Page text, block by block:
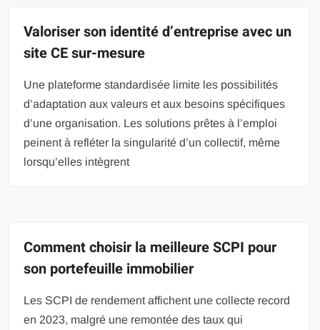
Valoriser son identité d’entreprise avec un
site CE sur-mesure
Une plateforme standardisée limite les possibilités
d’adaptation aux valeurs et aux besoins spécifiques
d’une organisation. Les solutions prêtes à l’emploi
peinent à refléter la singularité d’un collectif, même
lorsqu’elles intègrent
Comment choisir la meilleure SCPI pour
son portefeuille immobilier
Les SCPI de rendement affichent une collecte record
en 2023, malgré une remontée des taux qui